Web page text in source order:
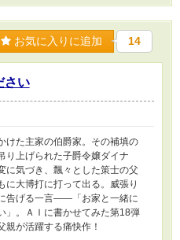
お気に入りに追加 14
さい
けた主家の伯爵家。その補填の
り上げられた子爵令嬢ダイナ
に気づき、飄々とした策士の父
に大博打に打って出る。威張り
告げる一言——「お家と一緒に
」。ＡＩに書かせてみた第18弾
親が活躍する痛快作！